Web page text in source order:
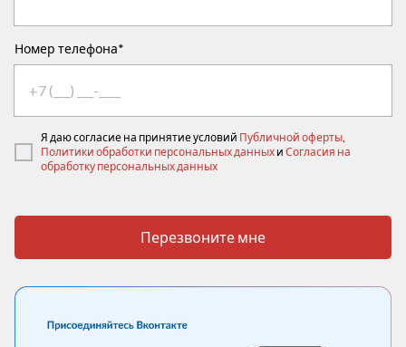
Номер телефона*
Я даю согласие на принятие условий Публичной оферты,
Политики обработки персональных данных и Согласия на
обработку персональных данных
Перезвоните мне